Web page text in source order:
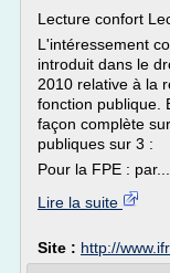
Lecture confort
L'intéressement
introduit dans le
2010 relative à la
fonction publique.
façon complète
publiques sur 3 :
Pour la FPE : par...
Lire la suite
Site : http://